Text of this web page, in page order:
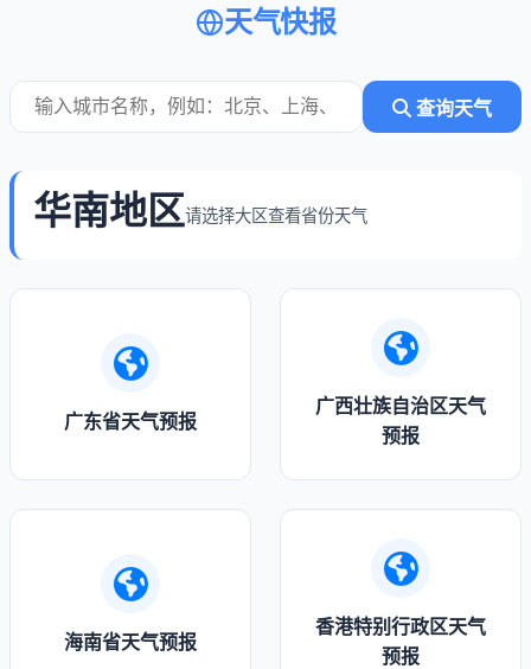
天气快报
查询天气
华南地区请选择大区查看省份天气
广东省天气预报
广西壮族自治区天气
预报
海南省天气预报
香港特别行政区天气
预报